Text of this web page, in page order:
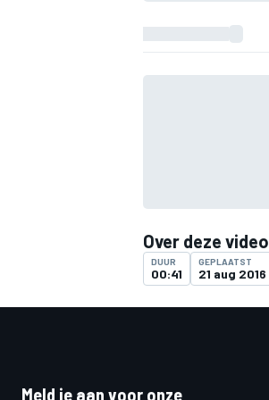
Over deze video
DUUR
00:41
GEPLAATST
21 aug 2016
Meld je aan voor onze